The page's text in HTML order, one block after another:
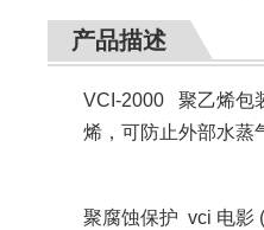
产品描述
VCI-2000 聚乙烯包
烯，可防止外部水蒸
聚腐蚀保护 vci 电影 (